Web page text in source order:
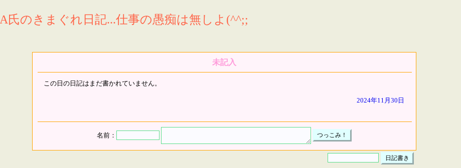
A氏のきまぐれ日記...仕事の愚痴は無しよ(^^;;
未記入
この日の日記はまだ書かれていません。
2024年11月30日
名前：